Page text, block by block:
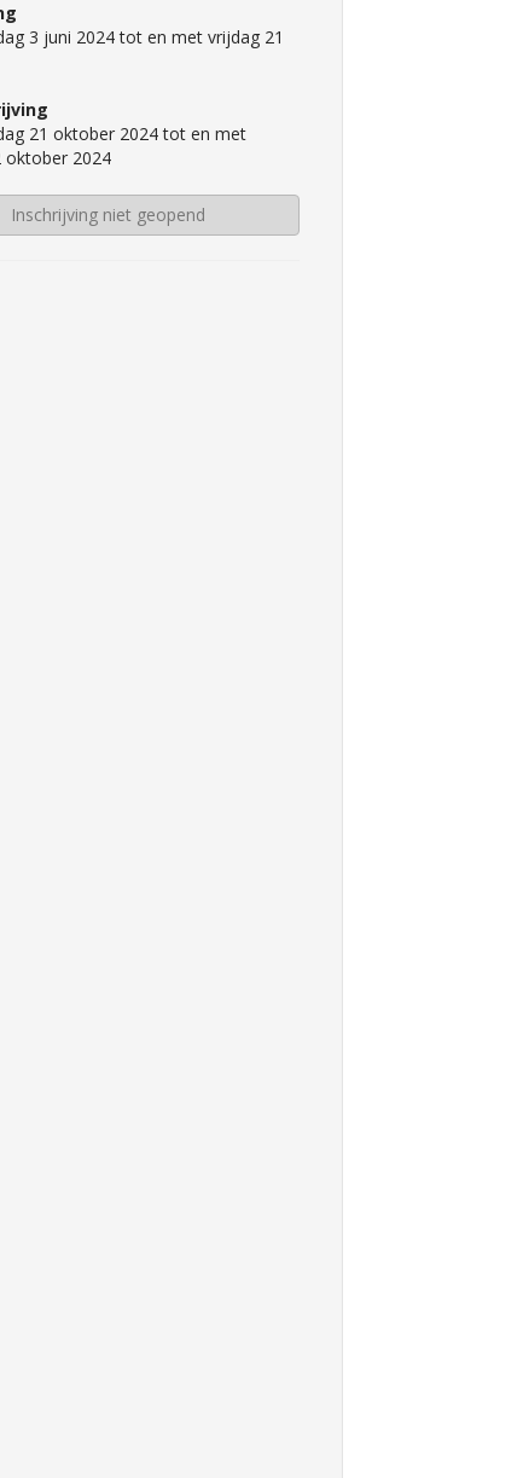
3 juni 2024 tot en met vrijdag 21
21 oktober 2024 tot en met
oktober 2024
Inschrijving niet geopend